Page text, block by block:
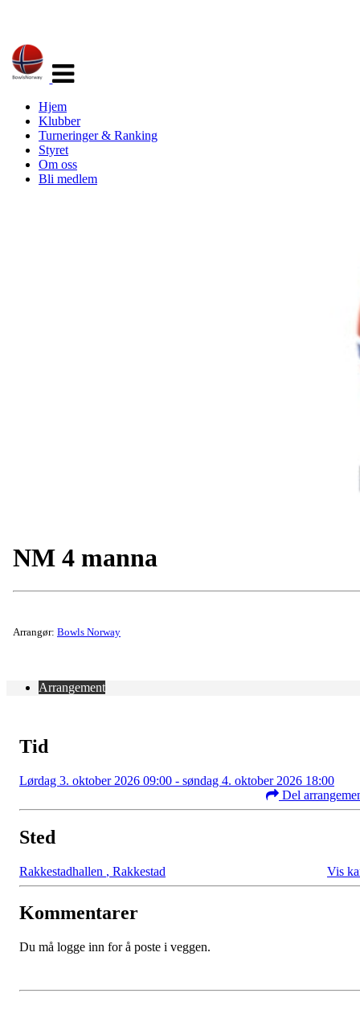
navigasjon
Hjem
Klubber
Turneringer & Ranking
Styret
Om oss
Bli medlem
NM 4 manna
Arrangør: Bowls Norway
Arrangement
Tid
Lørdag 3. oktober 2026 09:00 - søndag 4. oktober 2026 18:00
Del
Sted
Rakkestadhallen , Rakkestad Vis
Kommentarer
Du må logge inn for å poste i veggen.